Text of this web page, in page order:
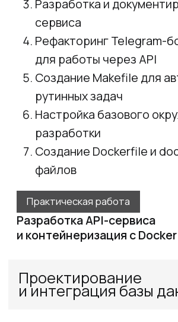
Эксперты курса
Эксперты-практики с глубокой
технической экспертизой — создают
production-ready решения на базе
генеративного ИИ и обучают
специалистов и команды. Соавторы
каналов по генеративному
ИИ в Телеграм @aidialogs и на YouTube
AI.Dialogs, делятся практическим
опытом разработки ИИ-агентов
и внедрения AI-driven методологии
на всем жизненном цикле разработки
Сергей Смирнов
Head of AI, практикующий
LLM-эксперт, к.т.н.
Практик и методолог AI-driven
разработки
Многократный призер AI-хакатонов,
призёр LLM-coding challenge 2025